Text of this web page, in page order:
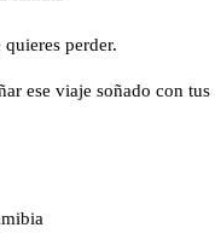
perder.
ese viaje soñado con tus